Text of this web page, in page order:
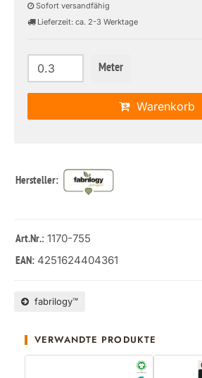
Sofort versandfähig
Lieferzeit: ca. 2-3 Werktage
Meter
Warenkorb
Hersteller:
Art.Nr.: 1170-755
EAN: 4251624404361
fabrilogy™
VERWANDTE PRODUKTE